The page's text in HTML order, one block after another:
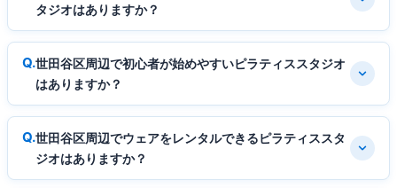
タジオはありますか？
世田谷区周辺で初心者が始めやすいピラティススタジオ
はありますか？
世田谷区周辺でウェアをレンタルできるピラティススタ
ジオはありますか？